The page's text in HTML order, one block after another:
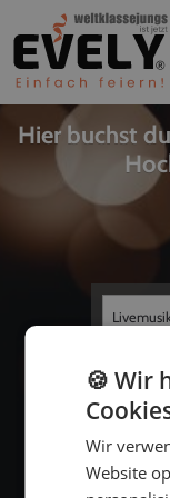
Hier buchst
🍪 Wir
Wir
Website